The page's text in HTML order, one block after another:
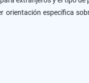
orientación específica